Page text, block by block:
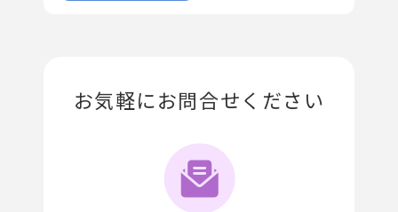
お気軽にお問合せください